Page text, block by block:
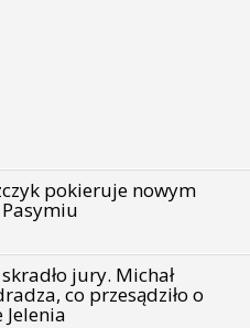
pokieruje nowym
jury. Michał
co przesądziło o